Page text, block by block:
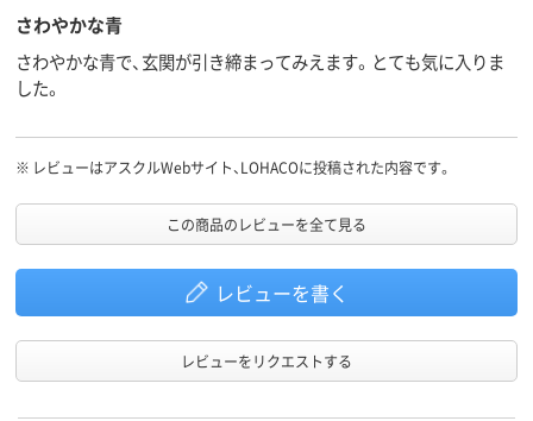
さわやかな青
さわやかな青で、玄関が引き締まってみえます。とても気に入りま
した。
※ レビューはアスクルWebサイト、LOHACOに投稿された内容です。
この商品のレビューを全て見る
レビューを書く
レビューをリクエストする